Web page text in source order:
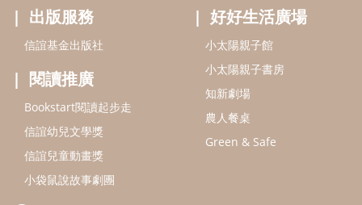
出版服務
信誼基金出版社
閱讀推廣
Bookstart閱讀起步走
信誼幼兒文學獎
信誼兒童動畫獎
小袋鼠說故事劇團
好好生活廣場
小太陽親子館
小太陽親子書房
知新劇場
農人餐桌
Green & Safe